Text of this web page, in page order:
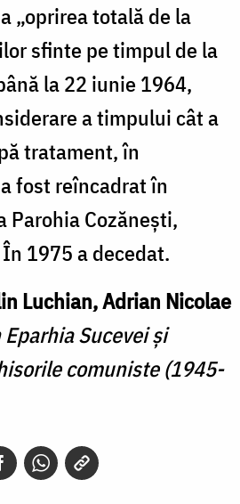
„oprirea totală de la
sfinte pe timpul de la
la 22 iunie 1964,
a timpului cât a
tratament, în
fost reîncadrat în
Parohia Cozănești,
1975 a decedat.
Luchian, Adrian Nicolae
Sucevei şi
comuniste (1945-